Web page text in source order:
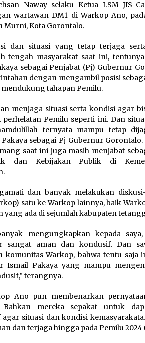
Naway selaku Ketua LSM JIS-
wartawan DM1 di Warkop Ano,
Murni, Kota Gorontalo.
dan situasi yang tetap terjaga
tengah masyarakat saat ini,
sebagai Penjabat (Pj) Gubernur
dengan mengambil posisi
tahapan Pemilu.
menjaga situasi serta kondisi agar
Pemilu seperti ini. Dan
ternyata mampu tetap
sebagai Pj Gubernur Gorontalo.
saat ini juga masih menjabat
dan Kebijakan Publik di
dan banyak melakukan
satu ke Warkop lainnya, baik
yang ada di sejumlah kabupaten
mengungkapkan kepada
sangat aman dan kondusif. Dan
komunitas Warkop, bahwa tentu saja
Ismail Pakaya yang mampu
terangnya.
Ano pun membenarkan
Bahkan mereka sepakat untuk
situasi dan kondisi
dan terjaga hingga pada Pemilu 2024